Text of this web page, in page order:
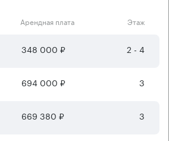
Арендная плата Этаж
348 000 ₽ 2 - 4
694 000 ₽ 3
669 380 ₽ 3